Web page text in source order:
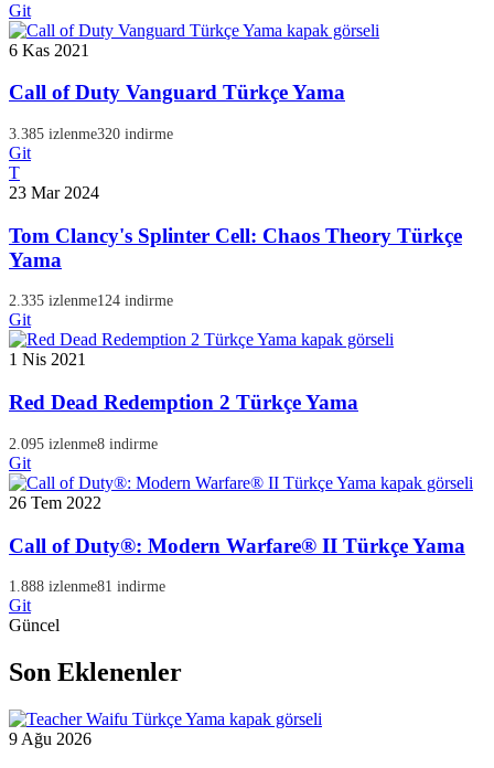
Git
6 Kas 2021
Call of Duty Vanguard Türkçe Yama
3.385 izlenme320 indirme
Git
T
23 Mar 2024
Tom Clancy's Splinter Cell: Chaos Theory Türkçe
Yama
2.335 izlenme124 indirme
Git
1 Nis 2021
Red Dead Redemption 2 Türkçe Yama
2.095 izlenme8 indirme
Git
26 Tem 2022
Call of Duty®: Modern Warfare® II Türkçe Yama
1.888 izlenme81 indirme
Git
Güncel
Son Eklenenler
9 Ağu 2026